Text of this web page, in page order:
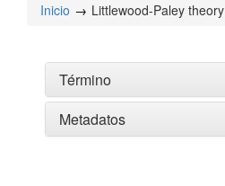
Inicio Littlewood-Paley theory
Término
Metadatos